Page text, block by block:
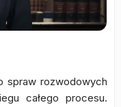
spraw rozwodowych
całego procesu.